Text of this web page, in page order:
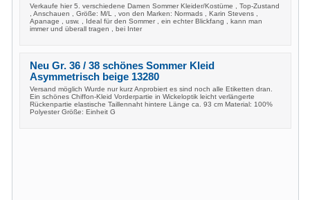
Verkaufe hier 5. verschiedene Damen Sommer Kleider/Kostüme , Top-Zustand
, Anschauen , Größe: M/L , von den Marken: Normads , Karin Stevens ,
Apanage , usw. , Ideal für den Sommer , ein echter Blickfang , kann man
immer und überall tragen , bei Inter
Neu Gr. 36 / 38 schönes Sommer Kleid
Asymmetrisch beige 13280
Versand möglich Wurde nur kurz Anprobiert es sind noch alle Etiketten dran.
Ein schönes Chiffon-Kleid Vorderpartie in Wickeloptik leicht verlängerte
Rückenpartie elastische Taillennaht hintere Länge ca. 93 cm Material: 100%
Polyester Größe: Einheit G